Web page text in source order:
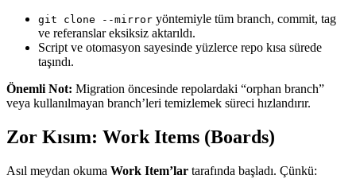
git clone --mirror yöntemiyle tüm branch, commit, tag
ve referanslar eksiksiz aktarıldı.
Script ve otomasyon sayesinde yüzlerce repo kısa sürede
taşındı.
Önemli Not: Migration öncesinde repolardaki “orphan branch”
veya kullanılmayan branch’leri temizlemek süreci hızlandırır.
Zor Kısım: Work Items (Boards)
Asıl meydan okuma Work Item’lar tarafında başladı. Çünkü: